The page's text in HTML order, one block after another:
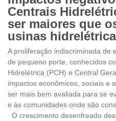
Centrais
ser maiores que
usinas
A proliferação indiscriminada de
de pequeno porte, conhecidos
Hidrelétrica (PCH) e Central
impactos econômicos, sociais e
ser mais bem avaliada para se
e às comunidades onde são
O crescimento desenfreado